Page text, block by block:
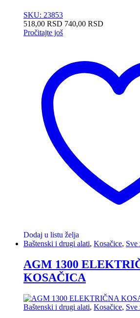
SKU: 23853
518,00 RSD 740,00 RSD
Pročitajte još
Dodaj u listu želja
Baštenski i drugi alati, Kosačice, Sve
AGM 1300
KOSAČICA
Baštenski i drugi alati, Kosačice, Sve